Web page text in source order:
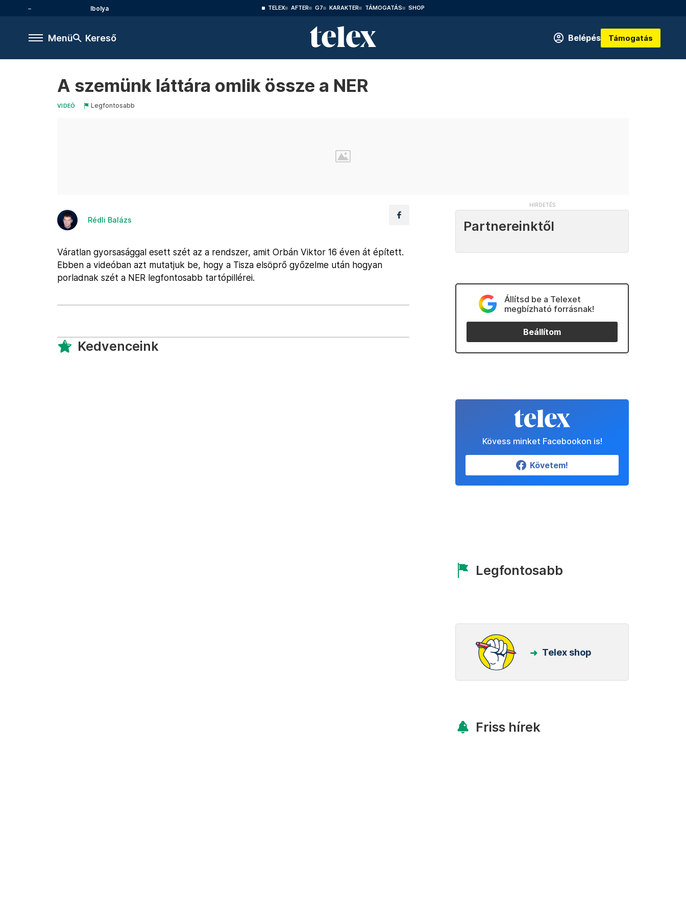
Ibolya TELEX AFTER G7 KARAKTER TÁMOGATÁS SHOP
Menü Kereső Belépés Támogatás
A szemünk láttára omlik össze a NER
VIDEÓ Legfontosabb
Rédli Balázs
Váratlan gyorsasággal esett szét az a rendszer, amit Orbán Viktor 16 éven át épített.
Ebben a videóban azt mutatjuk be, hogy a Tisza elsöprő győzelme után hogyan
porladnak szét a NER legfontosabb tartópillérei.
Kedvenceink
Partnereinktől
Állítsd be a Telexet
megbízható forrásnak!
Beállítom
Kövess minket Facebookon is!
Követem!
Legfontosabb
Telex shop
Friss hírek